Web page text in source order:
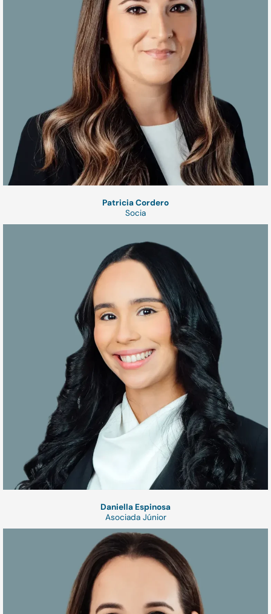
Patricia Cordero
Socia
Daniella Espinosa
Asociada Júnior